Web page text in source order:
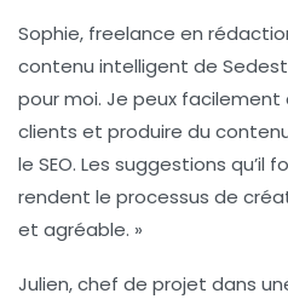
Sophie, freelance en
contenu intelligent de
pour moi. Je peux
clients et produire du
le SEO. Les suggestions qu’il
rendent le processus de
et agréable. »
Julien, chef de projet dans